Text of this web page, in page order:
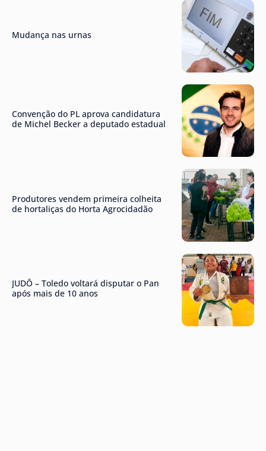
Mudança nas urnas
Convenção do PL aprova candidatura
de Michel Becker a deputado estadual
Produtores vendem primeira colheita
de hortaliças do Horta Agrocidadão
JUDÔ – Toledo voltará disputar o Pan
após mais de 10 anos